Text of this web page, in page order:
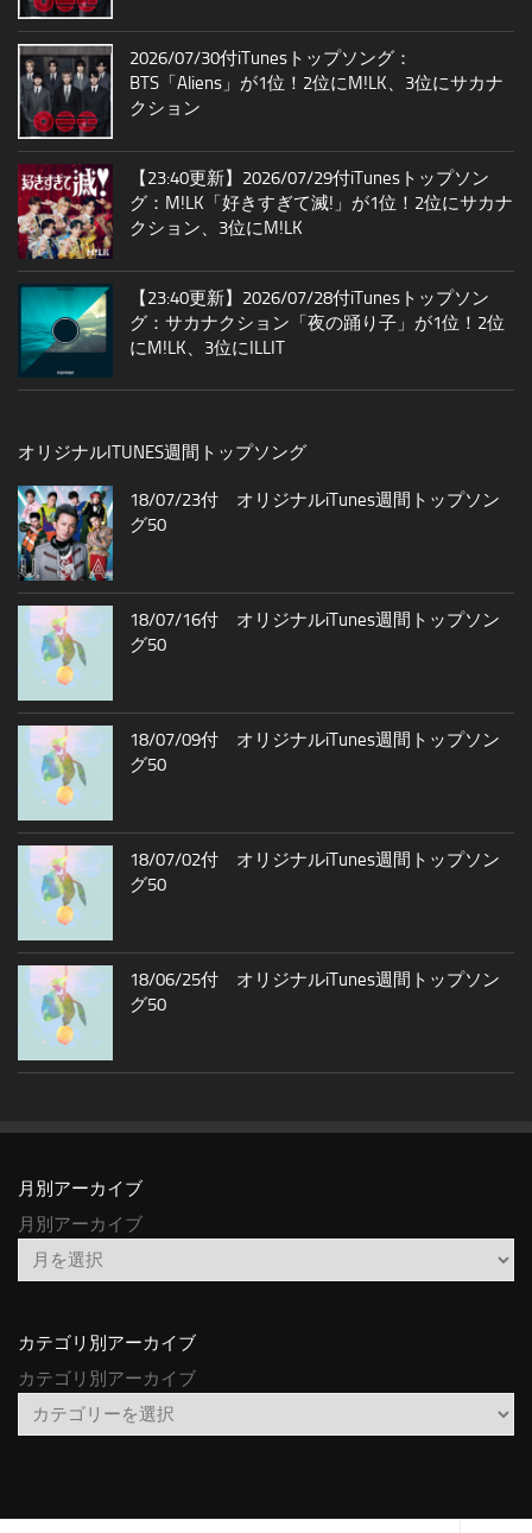
2026/07/30付iTunesトップソング：
BTS「Aliens」が1位！2位にM!LK、3位にサカナ
クション
【23:40更新】2026/07/29付iTunesトップソン
グ：M!LK「好きすぎて滅!」が1位！2位にサカナ
クション、3位にM!LK
【23:40更新】2026/07/28付iTunesトップソン
グ：サカナクション「夜の踊り子」が1位！2位
にM!LK、3位にILLIT
オリジナルITUNES週間トップソング
18/07/23付 オリジナルiTunes週間トップソン
グ50
18/07/16付 オリジナルiTunes週間トップソン
グ50
18/07/09付 オリジナルiTunes週間トップソン
グ50
18/07/02付 オリジナルiTunes週間トップソン
グ50
18/06/25付 オリジナルiTunes週間トップソン
グ50
月別アーカイブ
月別アーカイブ
カテゴリ別アーカイブ
カテゴリ別アーカイブ